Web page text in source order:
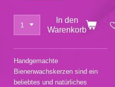
In den
Warenkorb
Handgemachte
Bienenwachskerzen sind ein
beliebtes und natürliches